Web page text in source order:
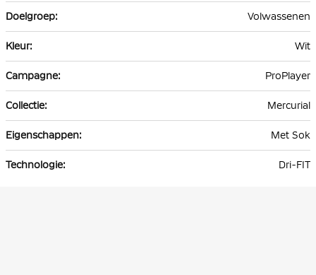
Volwassenen
Wit
ProPlayer
Mercurial
Met Sok
Dri-FIT